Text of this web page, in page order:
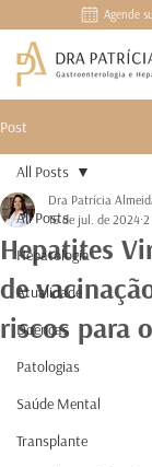
Agende
Post
All Posts
Hepatologia
Atualidade
Doenças
Patologias
Saúde Mental
Transplante
All Posts
Hepatites
de
riscos para
Dra Patrícia
16 de jul. de 2024